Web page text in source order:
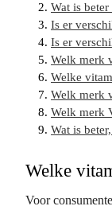
Wat is
Is er
Is er
Welk merk
Welke
Welk merk
Welk merk
Wat is
Welke
Voor